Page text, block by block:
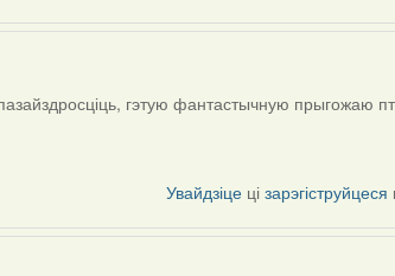
гэтую фантастычную прыгожаю
Увайдзіце цізарэгіструйцеся